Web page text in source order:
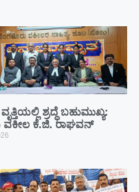
ಶ್ರದ್ಧೆ ಬಹುಮುಖ್ಯ:
ಕೆ.ಜಿ. ರಾಘವನ್